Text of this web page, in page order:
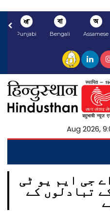
অ
Assamese
বা
Bengali
ਅ
Punjabi
جی ایم یو ٹی
تبادلوں کے